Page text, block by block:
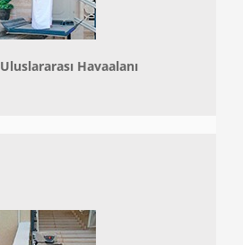
Uluslararası Havaalanı